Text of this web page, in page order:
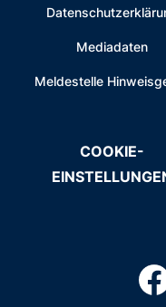
Mediadaten
Meldestelle
COOKIE-